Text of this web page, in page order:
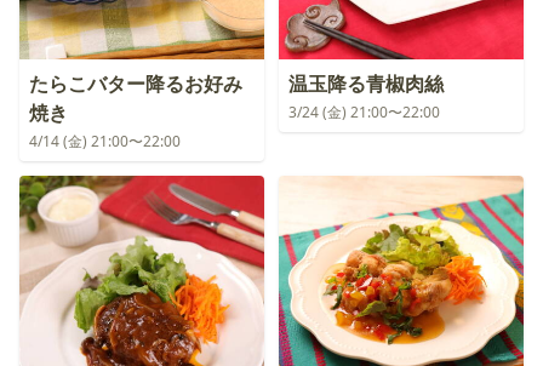
たらこバター降るお好み
焼き
4/14 (金) 21:00〜22:00
温玉降る青椒肉絲
3/24 (金) 21:00〜22:00